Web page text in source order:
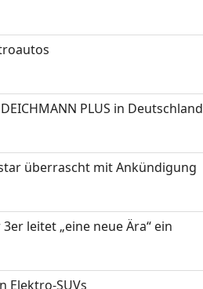
PLUS in Deutschland
überrascht mit Ankündigung
leitet „eine neue Ära“ ein
Elektro-SUVs